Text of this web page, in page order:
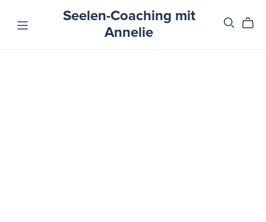
Seelen-Coaching mit
Annelie